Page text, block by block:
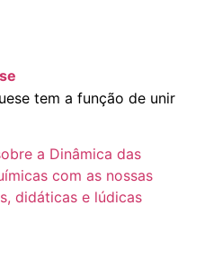
tem a função de unir